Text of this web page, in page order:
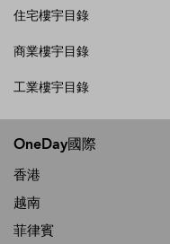
住宅樓宇目錄
商業樓宇目錄
工業樓宇目錄
OneDay國際
香港
越南
菲律賓